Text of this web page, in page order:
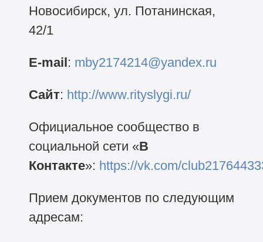
Новосибирск, ул. Потанинская,
42/1
E-mail: mby2174214@yandex.ru
Сайт: http://www.rityslygi.ru/
Официальное сообщество в
социальной сети «В
Контакте»: https://vk.com/
Прием документов по следующим
адресам: